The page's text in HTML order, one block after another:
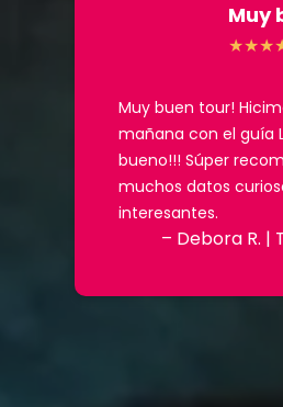
Muy
Muy buen tour!
mañana con el guía
bueno!!! Súper
muchos datos
interesantes.
– Debora R. |